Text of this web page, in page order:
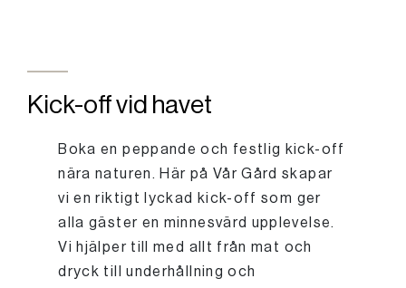
Kick-off vid havet
Boka en peppande och festlig kick-off
nära naturen. Här på Vår Gård skapar
vi en riktigt lyckad kick-off som ger
alla gäster en minnesvärd upplevelse.
Vi hjälper till med allt från mat och
dryck till underhållning och